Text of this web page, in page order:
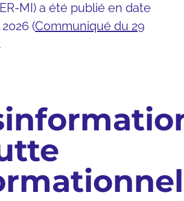
MI) a été publié en date
(Communiqué du 29